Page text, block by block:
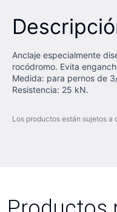
Anclaje especialmente
rocódromo. Evita
Medida: para pernos de
Resistencia: 25 kN.
Los productos están sujetos a